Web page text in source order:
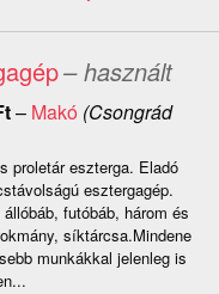
– használt
– Makó (Csongrád
proletár eszterga. Eladó
esztergagép.
futóbáb, három és
síktárcsa.Mindene
munkákkal jelenleg is